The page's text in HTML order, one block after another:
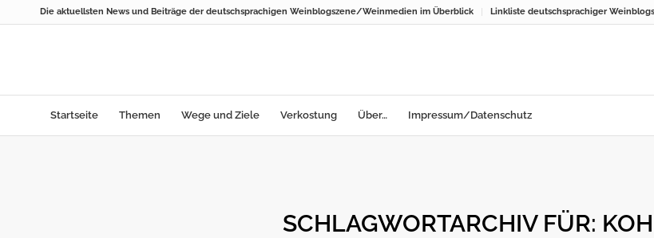
Die aktuellsten News und Beiträge der deutschsprachigen Weinblogszene/Weinmedien im Überblick Linkliste deutschsprachiger
Startseite Themen Wege und Ziele Verkostung Über… Impressum/Datenschutz
SCHLAGWORTARCHIV FÜR: